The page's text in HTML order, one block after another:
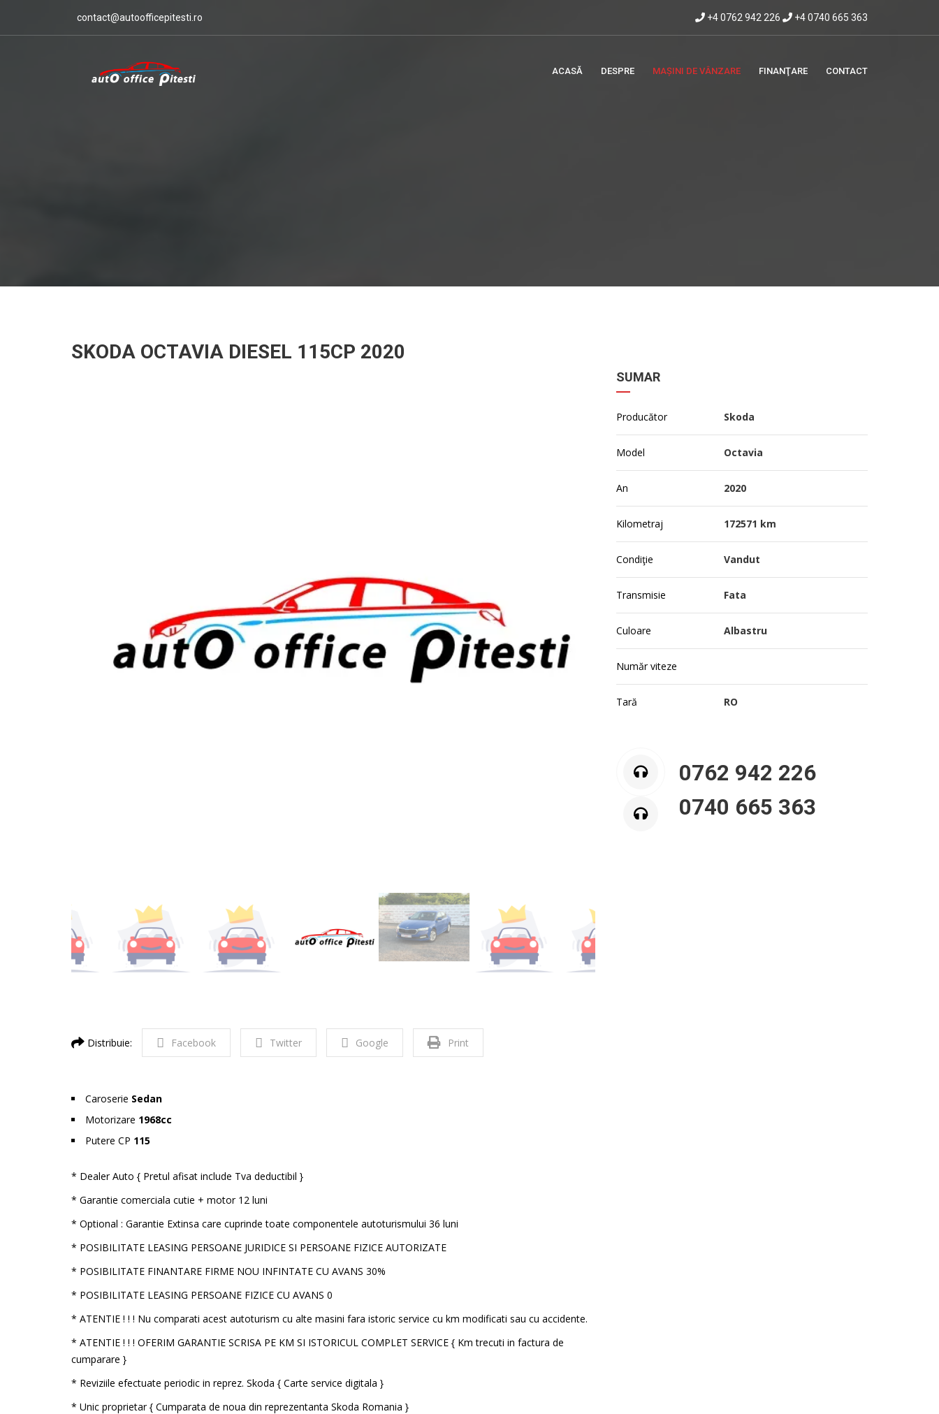
contact@autoofficepitesti.ro +4 0762 942 226 +4 0740 665 363
ACASĂ DESPRE MAȘINI DE VÂNZARE FINANŢARE CONTACT
SKODA OCTAVIA DIESEL 115CP 2020
Distribuie: Facebook Twitter Google Print
Caroserie Sedan
Motorizare 1968cc
Putere CP 115
* Dealer Auto { Pretul afisat include Tva deductibil }
* Garantie comerciala cutie + motor 12 luni
* Optional : Garantie Extinsa care cuprinde toate componentele autoturismului 36 luni
* POSIBILITATE LEASING PERSOANE JURIDICE SI PERSOANE FIZICE AUTORIZATE
* POSIBILITATE FINANTARE FIRME NOU INFINTATE CU AVANS 30%
* POSIBILITATE LEASING PERSOANE FIZICE CU AVANS 0
* ATENTIE ! ! ! Nu comparati acest autoturism cu alte masini fara istoric service cu km modificati sau cu accidente.
* ATENTIE ! ! ! OFERIM GARANTIE SCRISA PE KM SI ISTORICUL COMPLET SERVICE { Km trecuti in factura de
cumparare }
* Reviziile efectuate periodic in reprez. Skoda { Carte service digitala }
* Unic proprietar { Cumparata de noua din reprezentanta Skoda Romania }
SUMAR
Producător Skoda
Model Octavia
An 2020
Kilometraj 172571 km
Condiţie Vandut
Transmisie Fata
Culoare Albastru
Număr viteze
Tară RO
0762 942 226
0740 665 363